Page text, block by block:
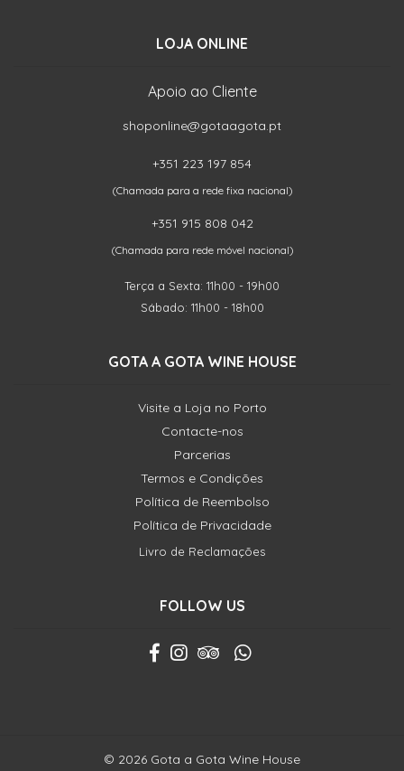
LOJA ONLINE
Apoio ao Cliente
shoponline@gotaagota.pt
+351 223 197 854
(Chamada para a rede fixa nacional)
+351 915 808 042
(Chamada para rede móvel nacional)
Terça a Sexta: 11h00 - 19h00
Sábado: 11h00 - 18h00
GOTA A GOTA WINE HOUSE
Visite a Loja no Porto
Contacte-nos
Parcerias
Termos e Condições
Política de Reembolso
Política de Privacidade
Livro de Reclamações
FOLLOW US
© 2026 Gota a Gota Wine House